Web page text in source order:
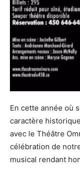
En cette année où
caractère
avec le Théâtre
célébration de
musical rendant